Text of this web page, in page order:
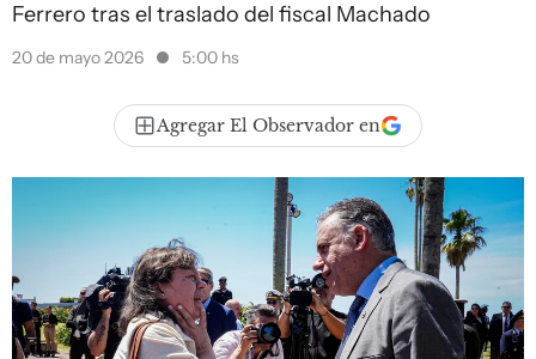
Ferrero tras el traslado del fiscal Machado
20 de mayo 2026 5:00 hs
Agregar El Observador en